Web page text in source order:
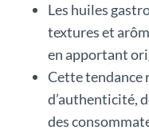
Les huiles
textures et
en apportant
Cette tendance
d’authenticité,
des